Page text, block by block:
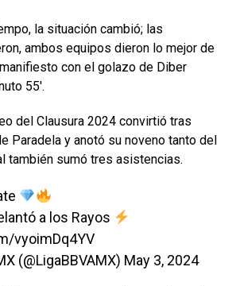
la situación cambió; las
ambos equipos dieron lo mejor de
con el golazo de Diber
55′.
del Clausura 2024 convirtió tras
Paradela y anotó su noveno tanto del
también sumó tres asistencias.
a los Rayos
vyoimDq4YV
(@LigaBBVAMX) May 3, 2024